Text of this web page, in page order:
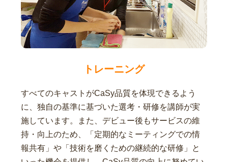
トレーニング
すべてのキャストがCaSy品質を体現できるよう
に、独自の基準に基づいた選考・研修を講師が実
施しています。また、デビュー後もサービスの維
持・向上のため、「定期的なミーティングでの情
報共有」や「技術を磨くための継続的な研修」と